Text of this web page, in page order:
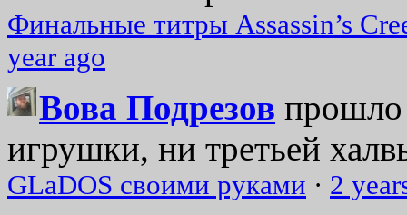
Финальные титры Assassin’s
year ago
Вова Подрезов прошло
игрушки, ни третьей
GLaDOS своими руками · 2